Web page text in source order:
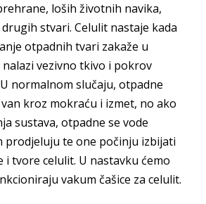
loših životnih navika,
stvari. Celulit nastaje kada
otpadnih tvari zakaže u
vezivno tkivo i pokrov
normalnom slučaju, otpadne
kroz mokraću i izmet, no ako
sustava, otpadne se vode
prodjeluju te one počinju izbijati
i tvore celulit. U nastavku ćemo
vakum čašice za celulit.